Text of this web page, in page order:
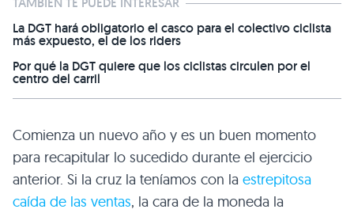
La DGT hará obligatorio el casco para el colectivo ciclista
más expuesto, el de los riders
Por qué la DGT quiere que los ciclistas circulen por el
centro del carril
Comienza un nuevo año y es un buen momento
para recapitular lo sucedido durante el ejercicio
anterior. Si la cruz la teníamos con la estrepitosa
caída de las ventas, la cara de la moneda la